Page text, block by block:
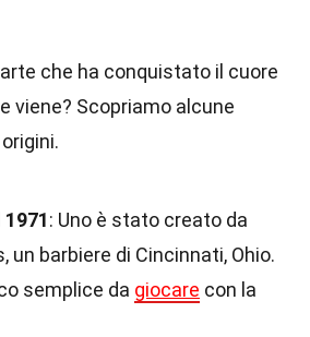
che ha conquistato il cuore
viene? Scopriamo alcune
: Uno è stato creato da
un barbiere di Cincinnati, Ohio.
semplice da giocare con la